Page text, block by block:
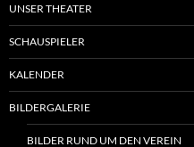
UNSER THEATER
SCHAUSPIELER
KALENDER
BILDERGALERIE
BILDER RUND UM DEN VEREIN